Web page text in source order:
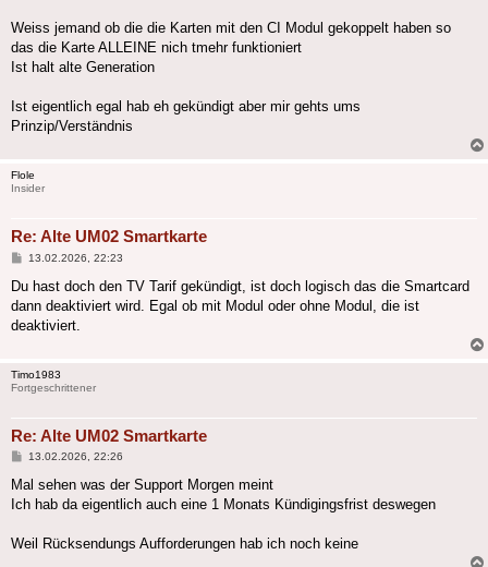
Weiss jemand ob die die Karten mit den CI Modul gekoppelt haben so
das die Karte ALLEINE nich tmehr funktioniert
Ist halt alte Generation
Ist eigentlich egal hab eh gekündigt aber mir gehts ums
Prinzip/Verständnis
Flole
Insider
Re: Alte UM02 Smartkarte
Beitrag
13.02.2026, 22:23
Du hast doch den TV Tarif gekündigt, ist doch logisch das die Smartcard
dann deaktiviert wird. Egal ob mit Modul oder ohne Modul, die ist
deaktiviert.
Timo1983
Fortgeschrittener
Re: Alte UM02 Smartkarte
Beitrag
13.02.2026, 22:26
Mal sehen was der Support Morgen meint
Ich hab da eigentlich auch eine 1 Monats Kündigingsfrist deswegen
Weil Rücksendungs Aufforderungen hab ich noch keine